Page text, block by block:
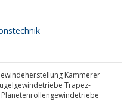
Kammerer
Trapez­